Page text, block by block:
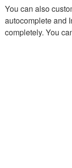
You can also
autocomplete and
completely. You